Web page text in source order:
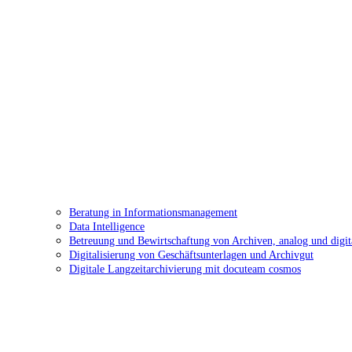
Beratung in Informationsmanagement
Data Intelligence
Betreuung und Bewirtschaftung von Archiven, analog und
Digitalisierung von Geschäftsunterlagen und Archivgut
Digitale Langzeitarchivierung mit docuteam cosmos